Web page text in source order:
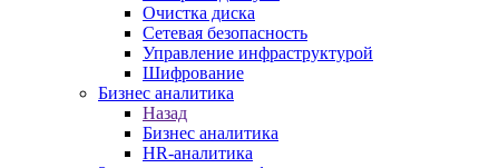
Очистка диска
Сетевая безопасность
Управление инфраструктурой
Шифрование
Бизнес аналитика
Назад
Бизнес аналитика
HR-аналитика